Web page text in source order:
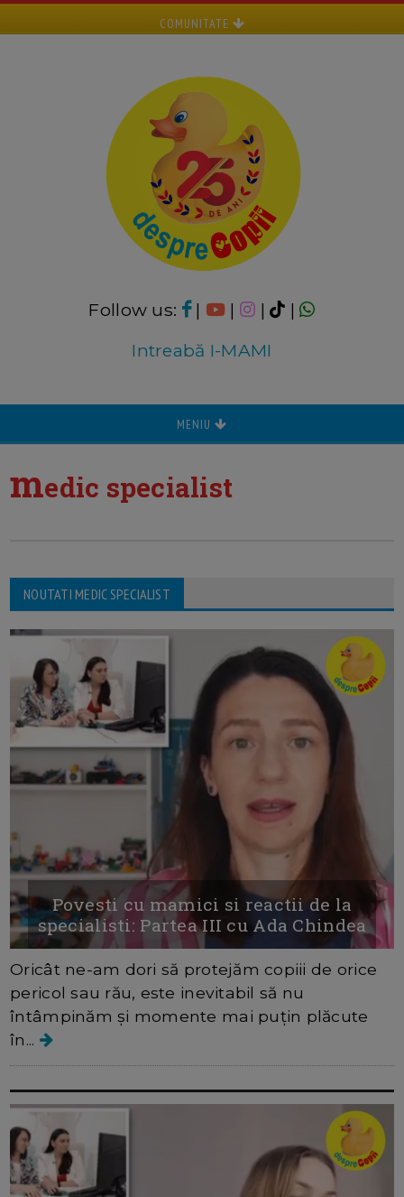
COMUNITATE
Follow us: | | |
|
Intreabă I-MAMI
MENIU
medic specialist
NOUTATI MEDIC SPECIALIST
Povesti cu mamici si reactii de la
specialisti: Partea III cu Ada Chindea
Oricât ne-am dori să protejăm copiii de orice
pericol sau rău, este inevitabil să nu
întâmpinăm și momente mai puțin plăcute
în...